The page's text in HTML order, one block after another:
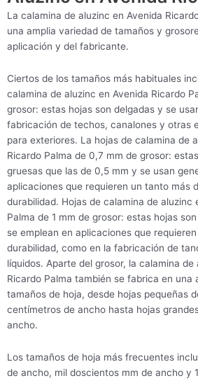
La calamina de aluzinc en Avenida
una amplia variedad de tamaños y
aplicación y del fabricante.
Ciertos de los tamaños más habituales
calamina de aluzinc en Avenida Ricardo
grosor: estas hojas son delgadas y se
fabricación de techos, canalones y otras
para exteriores. La hojas de calamina de
Ricardo Palma de 0,7 mm de grosor:
gruesas que las de 0,5 mm y se usan
aplicaciones que requieren un tanto más
durabilidad. Hojas de calamina de aluzinc
Palma de 1 mm de grosor: estas hojas
se emplean en aplicaciones que
durabilidad, como en la fabricación de
líquidos. Aparte del grosor, la calamina de
Ricardo Palma también se fabrica en una
tamaños de hoja, desde hojas pequeñas
centímetros de ancho hasta hojas
ancho.
Los tamaños de hoja más frecuentes
de ancho, mil doscientos mm de ancho y